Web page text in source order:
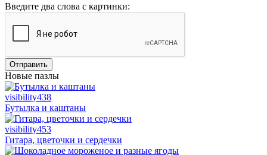
Введите два слова с картинки:
Отправить
Новые пазлы
visibility438
Бутылка и каштаны
visibility453
Гитара, цветочки и сердечки